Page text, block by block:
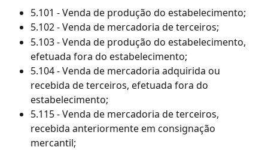
5.101 - Venda de produção do estabelecimento;
5.102 - Venda de mercadoria de terceiros;
5.103 - Venda de produção do estabelecimento,
efetuada fora do estabelecimento;
5.104 - Venda de mercadoria adquirida ou
recebida de terceiros, efetuada fora do
estabelecimento;
5.115 - Venda de mercadoria de terceiros,
recebida anteriormente em consignação
mercantil;